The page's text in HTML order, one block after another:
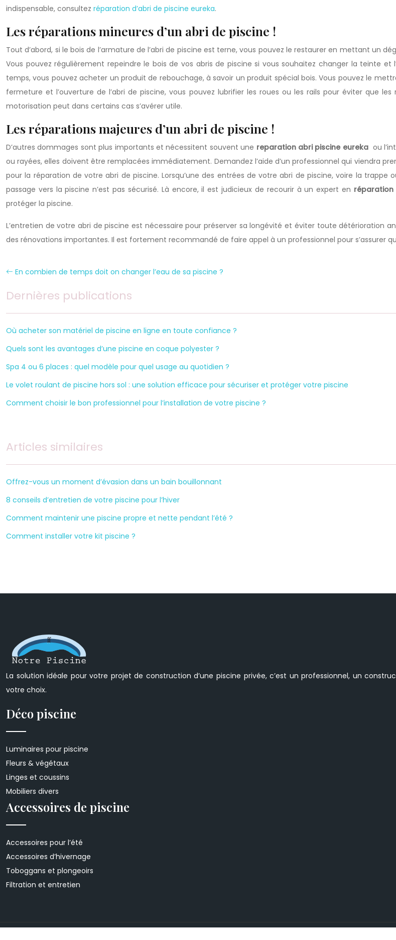
indispensable, consultez réparation d’abri de piscine eureka.
Les réparations mineures d’un abri de piscine !
Tout d’abord, si le bois de l’armature de l’abri de piscine est terne, vous pouvez le restaurer en mettant un
Vous pouvez régulièrement repeindre le bois de vos abris de piscine si vous souhaitez changer la teinte
temps, vous pouvez acheter un produit de rebouchage, à savoir un produit spécial bois. Vous pouvez le
fermeture et l’ouverture de l’abri de piscine, vous pouvez lubrifier les roues ou les rails pour éviter que
motorisation peut dans certains cas s’avérer utile.
Les réparations majeures d’un abri de piscine !
D’autres dommages sont plus importants et nécessitent souvent une reparation abri piscine eurekaou
ou rayées, elles doivent être remplacées immédiatement. Demandez l’aide d’un professionnel qui viendra
pour la réparation de votre abri de piscine. Lorsqu’une des entrées de votre abri de piscine, voire la
passage vers la piscine n’est pas sécurisé. Là encore, il est judicieux de recourir à un expert en réparation
protéger la piscine.
L’entretien de votre abri de piscine est nécessaire pour préserver sa longévité et éviter toute détérioration
des rénovations importantes. Il est fortement recommandé de faire appel à un professionnel pour s’assurer
En combien de temps doit on changer l’eau de sa piscine ?
Dernières publications
Où acheter son matériel de piscine en ligne en toute confiance ?
Quels sont les avantages d’une piscine en coque polyester ?
Spa 4 ou 6 places : quel modèle pour quel usage au quotidien ?
Le volet roulant de piscine hors sol : une solution efficace pour sécuriser et protéger votre piscine
Comment choisir le bon professionnel pour l’installation de votre piscine ?
Articles similaires
Offrez-vous un moment d’évasion dans un bain bouillonnant
8 conseils d’entretien de votre piscine pour l’hiver
Comment maintenir une piscine propre et nette pendant l’été ?
Comment installer votre kit piscine ?
La solution idéale pour votre projet de construction d’une piscine privée, c’est un professionnel, un
votre choix.
Déco piscine
Luminaires pour piscine
Fleurs & végétaux
Linges et coussins
Mobiliers divers
Accessoires de piscine
Accessoires pour l’été
Accessoires d’hivernage
Toboggans et plongeoirs
Filtration et entretien